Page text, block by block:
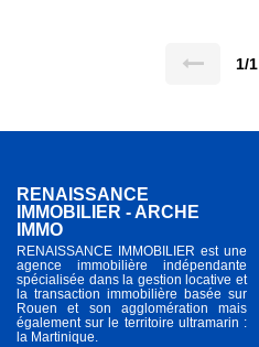
1/1
RENAISSANCE
IMMOBILIER - ARCHE
IMMO
RENAISSANCE IMMOBILIER est une
agence immobilière indépendante
spécialisée dans la gestion locative et
la transaction immobilière basée sur
Rouen et son agglomération mais
également sur le territoire ultramarin :
la Martinique.